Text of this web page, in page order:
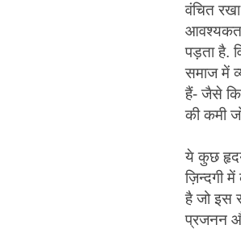
वंचित
पड़ता है.
समाज में
हैं- जैसे कि
की कमी
ये कुछ हृदय
ज़िन्दगी
है जो इस
प्रजनन